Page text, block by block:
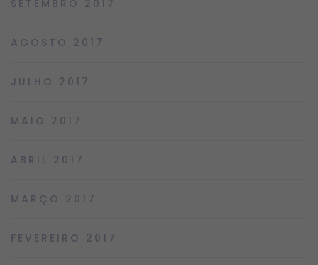
SETEMBRO 2017
AGOSTO 2017
JULHO 2017
MAIO 2017
ABRIL 2017
MARÇO 2017
FEVEREIRO 2017